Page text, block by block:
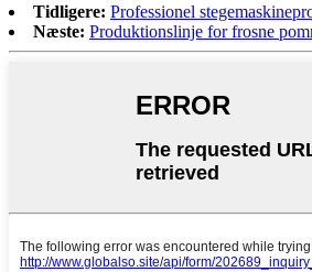
Tidligere: Professionel
Næste: Produktionslinje for frosne